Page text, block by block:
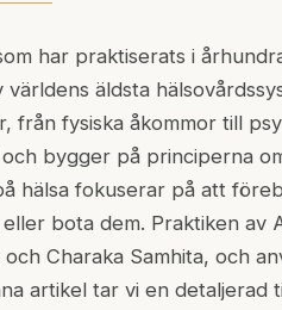
har praktiserats i
äldsta
från fysiska åkommor till
och bygger på principerna
hälsa fokuserar på att
bota dem. Praktiken av
Charaka Samhita, och
artikel tar vi en detaljerad